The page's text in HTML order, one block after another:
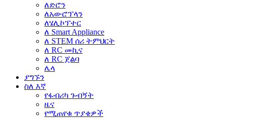
ለድሮን
ለአውሮፕላን
ለሄሊኮፕተር
ለ Smart Appliance
ለ STEM ሰሪ ትምህርት
ለ RC መኪና
ለ RC ጀልባ
ሌላ
ያግኙን
ስለ እኛ
የፋብሪካ ጉብኝት
ዜና
የሚጠየቁ ጥያቄዎች